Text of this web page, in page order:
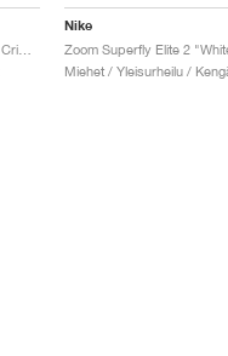
Zoom Superfly Elite 2 "Bright Crimson & Lime Blast"
Nike
Miehet / Yleisurheilu /